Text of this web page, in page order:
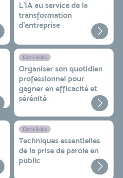
L'IA au service de la
transformation
d'entreprise
Extra Skills
Organiser son quotidien
professionnel pour
gagner en efficacité et
sérénité
Extra Skills
Techniques essentielles
de la prise de parole en
public